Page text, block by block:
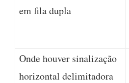
em fila dupla
Onde houver sinalização
horizontal delimitadora